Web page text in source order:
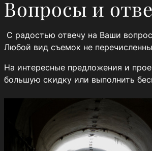
Вопросы и
С радостью отвечу на Ваши
Любой вид съемок не
На интересные предложения и
большую скидку или выполнить